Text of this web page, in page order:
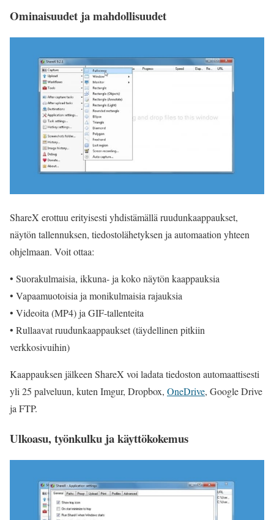
Ominaisuudet ja mahdollisuudet
ShareX erottuu erityisesti yhdistämällä ruudunkaappaukset,
näytön tallennuksen, tiedostolähetyksen ja automaation yhteen
ohjelmaan. Voit ottaa:
• Suorakulmaisia, ikkuna- ja koko näytön kaappauksia
• Vapaamuotoisia ja monikulmaisia rajauksia
• Videoita (MP4) ja GIF-tallenteita
• Rullaavat ruudunkaappaukset (täydellinen pitkiin
verkkosivuihin)
Kaappauksen jälkeen ShareX voi ladata tiedoston automaattisesti
yli 25 palveluun, kuten Imgur, Dropbox, OneDrive, Google Drive
ja FTP.
Ulkoasu, työnkulku ja käyttökokemus